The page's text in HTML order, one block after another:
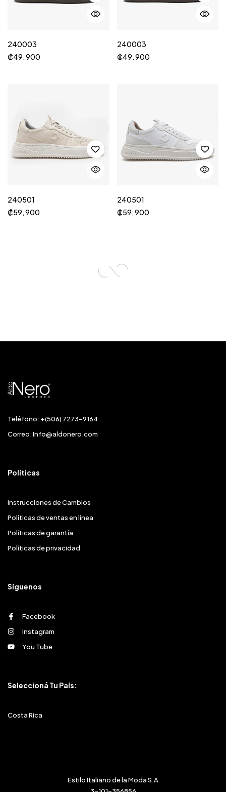
240003
₡49, 900
240003
₡49, 900
240501
₡59, 900
240501
₡59, 900
Teléfono: +(506) 7273-9164
Correo:Info@aldonero.com
Políticas
Instrucciones de Cambios
Políticas de ventas en línea
Políticas de garantía
Políticas de privacidad
Síguenos
Facebook
Instagram
You Tube
Seleccioná Tu País:
Costa Rica
Estilo Italiano de la Moda S.A